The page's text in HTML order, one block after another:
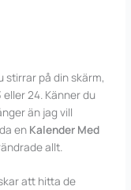
stirrar på din skärm,
24. Känner du
än jag vill
en Kalender Med
allt.
att hitta de